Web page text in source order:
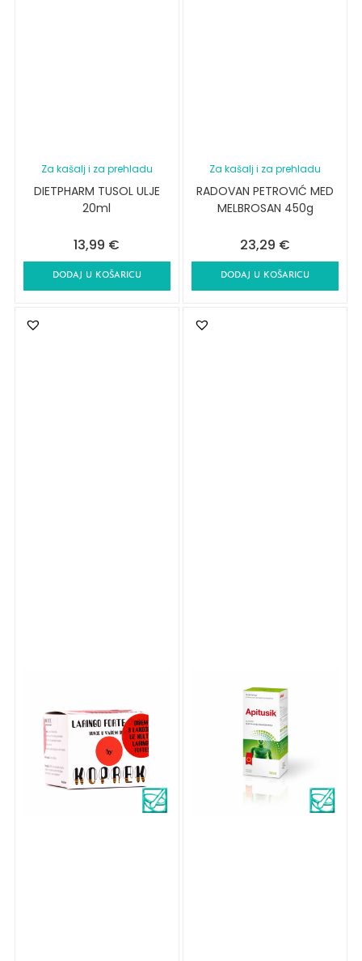
Za kašalj i za prehladu
DIETPHARM TUSOL ULJE
20ml
13,99 €
DODAJ U KOŠARICU
Za kašalj i za prehladu
RADOVAN PETROVIĆ MED
MELBROSAN 450g
23,29 €
DODAJ U KOŠARICU